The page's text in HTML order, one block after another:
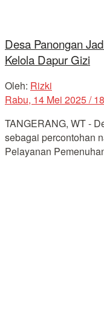
Desa Panongan
Kelola Dapur Gizi
Oleh: Rizki
Rabu, 14 Mei 2025 /
TANGERANG, WT -
sebagai percontohan
Pelayanan